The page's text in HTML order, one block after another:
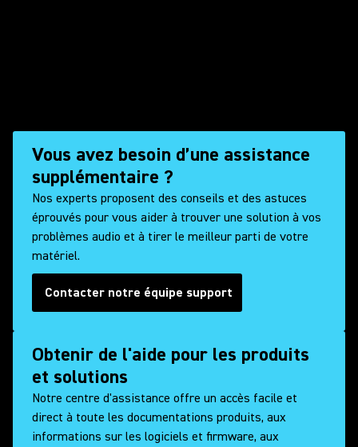
Vous avez besoin d’une assistance
supplémentaire ?
Nos experts proposent des conseils et des astuces
éprouvés pour vous aider à trouver une solution à vos
problèmes audio et à tirer le meilleur parti de votre
matériel.
Contacter notre équipe support
Obtenir de l'aide pour les produits
et solutions
Notre centre d'assistance offre un accès facile et
direct à toute les documentations produits, aux
informations sur les logiciels et firmware, aux